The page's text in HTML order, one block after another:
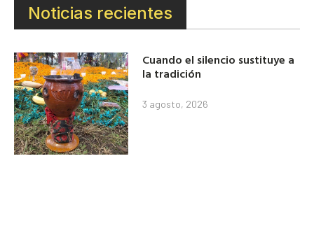
Noticias recientes
Cuando el silencio sustituye a
la tradición
3 agosto, 2026